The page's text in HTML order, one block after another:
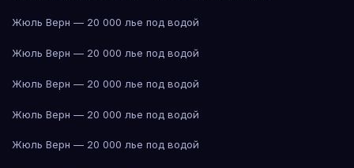
Жюль Верн — 20 000 лье под водой
Жюль Верн — 20 000 лье под водой
Жюль Верн — 20 000 лье под водой
Жюль Верн — 20 000 лье под водой
Жюль Верн — 20 000 лье под водой